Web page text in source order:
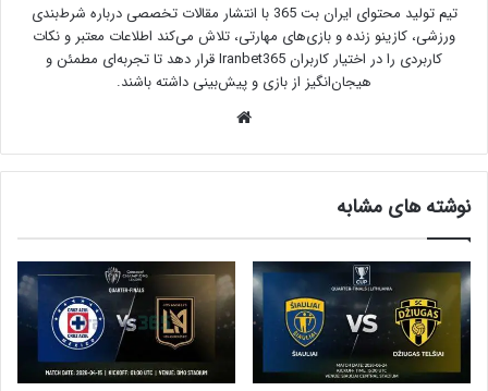
تیم تولید محتوای ایران بت 365 با انتشار مقالات تخصصی درباره شرط‌بندی
ورزشی، کازینو زنده و بازی‌های مهارتی، تلاش می‌کند اطلاعات معتبر و نکات
کاربردی را در اختیار کاربران Iranbet365 قرار دهد تا تجربه‌ای مطمئن و
هیجان‌انگیز از بازی و پیش‌بینی داشته باشند.
نوشته های مشابه